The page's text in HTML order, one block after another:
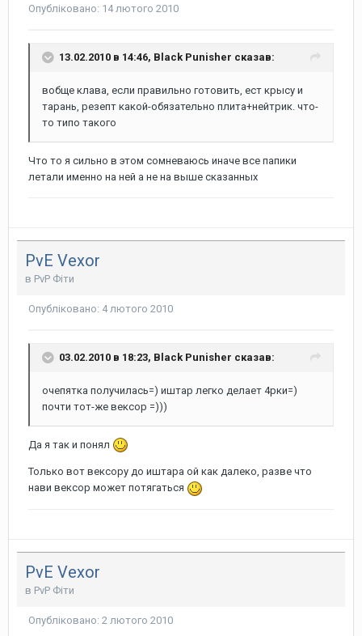
Опубліковано: 14 лютого 2010
13.02.2010 в 14:46, Black Punisher сказав:
вобще клава, если правильно готовить, ест крысу и
тарань, резепт какой-обязательно плита+нейтрик. что-
то типо такого
Что то я сильно в этом сомневаюсь иначе все папики
летали именно на ней а не на выше сказанных
PvE Vexor
в PvP Фіти
Опубліковано: 4 лютого 2010
03.02.2010 в 18:23, Black Punisher сказав:
очепятка получилась=) иштар легко делает 4рки=)
почти тот-же вексор =)))
Да я так и понял
Только вот вексору до иштара ой как далеко, разве что
нави вексор может потягаться
PvE Vexor
в PvP Фіти
Опубліковано: 2 лютого 2010